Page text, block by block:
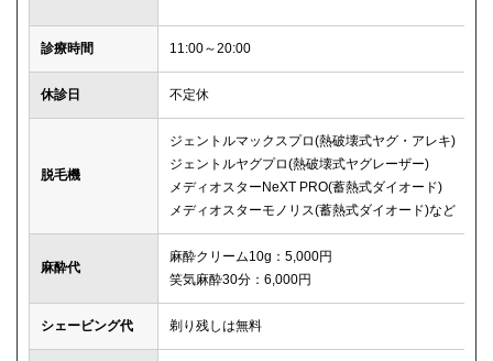
診療時間 11:00～20:00
休診日 不定休
脱毛機
ジェントルマックスプロ(熱破壊式ヤグ・アレキ)
ジェントルヤグプロ(熱破壊式ヤグレーザー)
メディオスターNeXT PRO(蓄熱式ダイオード)
メディオスターモノリス(蓄熱式ダイオード)など
麻酔代
麻酔クリーム10g：5,000円
笑気麻酔30分：6,000円
シェービング代 剃り残しは無料